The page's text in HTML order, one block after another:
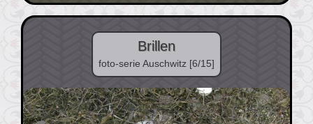
Brillen
foto-serie Auschwitz [6/15]